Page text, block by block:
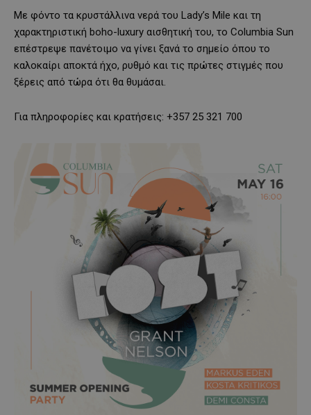
Με φόντο τα κρυστάλλινα νερά του Lady’s Mile και τη
χαρακτηριστική boho-luxury αισθητική του, το Columbia Sun
επέστρεψε πανέτοιμο να γίνει ξανά το σημείο όπου το
καλοκαίρι αποκτά ήχο, ρυθμό και τις πρώτες στιγμές που
ξέρεις από τώρα ότι θα θυμάσαι.
Για πληροφορίες και κρατήσεις: +357 25 321 700